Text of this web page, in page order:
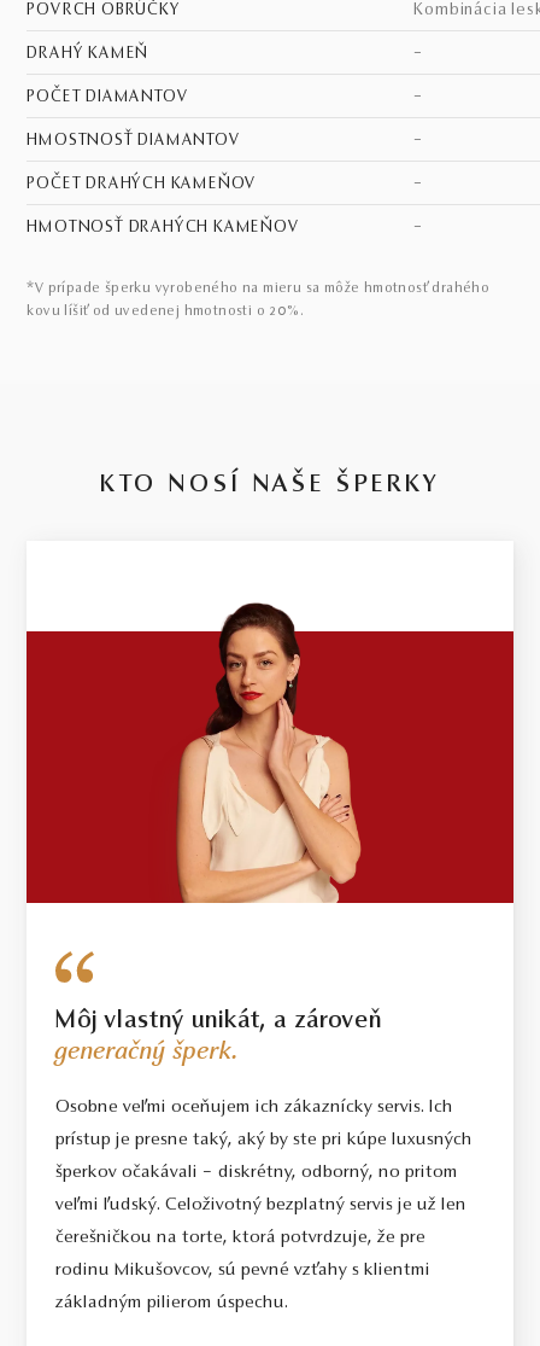
POVRCH OBRÚČKY kombinácia
DRAHÝ KAMEŇ –
POČET DIAMANTOV –
HMOSTNOSŤ DIAMANTOV –
POČET DRAHÝCH KAMEŇOV –
HMOTNOSŤ DRAHÝCH KAMEŇOV –
*V prípade šperku vyrobeného na mieru sa môže hmotnosť drahého
kovu líšiť od uvedenej hmotnosti o 20%.
KTO NOSÍ NAŠE ŠPERKY
Môj vlastný unikát, a zároveň
generačný šperk.
Osobne veľmi oceňujem ich zákaznícky servis. Ich
prístup je presne taký, aký by ste pri kúpe luxusných
šperkov očakávali – diskrétny, odborný, no pritom
veľmi ľudský. Celoživotný bezplatný servis je už len
čerešničkou na torte, ktorá potvrdzuje, že pre
rodinu Mikušovcov, sú pevné vzťahy s klientmi
základným pilierom úspechu.